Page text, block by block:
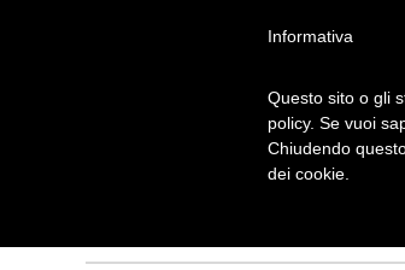
Informativa
Questo sito o gli
policy. Se vuoi
Chiudendo
dei cookie.